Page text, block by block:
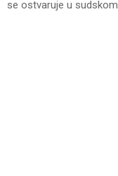
se ostvaruje u